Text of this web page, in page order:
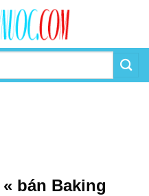
bán Baking